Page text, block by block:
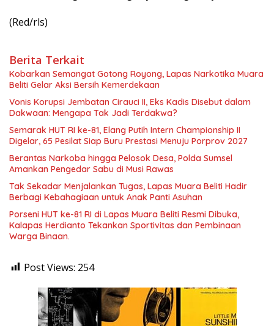
(Red/rls)
Berita Terkait
Kobarkan Semangat Gotong Royong, Lapas Narkotika Muara
Beliti Gelar Aksi Bersih Kemerdekaan
Vonis Korupsi Jembatan Cirauci II, Eks Kadis Disebut dalam
Dakwaan: Mengapa Tak Jadi Terdakwa?
Semarak HUT RI ke-81, Elang Putih Intern Championship II
Digelar, 65 Pesilat Siap Buru Prestasi Menuju Porprov 2027
Berantas Narkoba hingga Pelosok Desa, Polda Sumsel
Amankan Pengedar Sabu di Musi Rawas
Tak Sekadar Menjalankan Tugas, Lapas Muara Beliti Hadir
Berbagi Kebahagiaan untuk Anak Panti Asuhan
Porseni HUT ke-81 RI di Lapas Muara Beliti Resmi Dibuka,
Kalapas Herdianto Tekankan Sportivitas dan Pembinaan
Warga Binaan.
Post Views: 254